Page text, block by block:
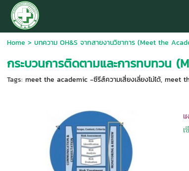
Home > บทความ OH&S จากสายงานวิชาการ (Meet the
กระบวนการติดตามและการทบทวน
Tags: meet the academic -ซีรีส์ความเสี่ยงเลี่ยงไม่ได้, meet